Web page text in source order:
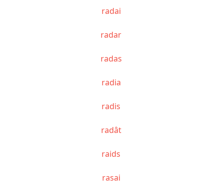
radai
radar
radas
radia
radis
radât
raids
rasai